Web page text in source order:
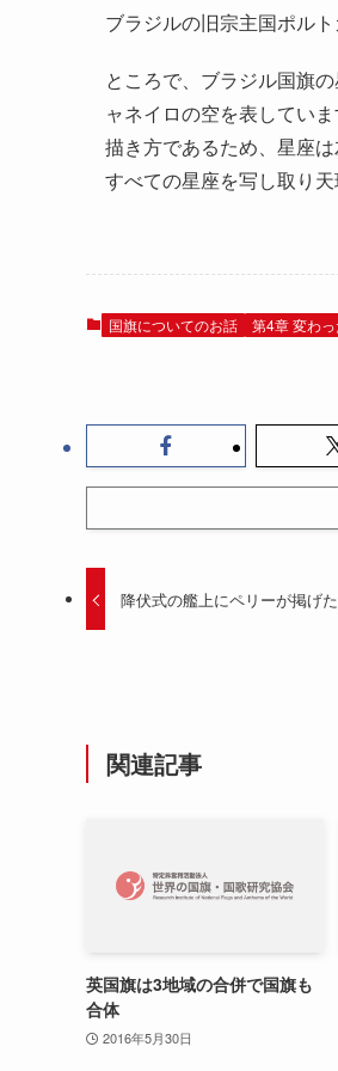
ブラジルの旧宗主国ポル
ところで、ブラジル国旗
ャネイロの空を表してい
描き方であるため、星座
すべての星座を写し取り天
国旗についてのお話 第4章 変わ
降伏式の艦上にペリーが掲げた
関連記事
英国旗は3地域の合併で国旗も
合体
2016年5月30日